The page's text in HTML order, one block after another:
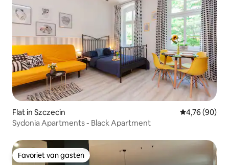
Flat in Szczecin Gemiddelde
4,76 (90)
Sydonia Apartments - Black Apartment
Favoriet van gasten
Favoriet van gasten